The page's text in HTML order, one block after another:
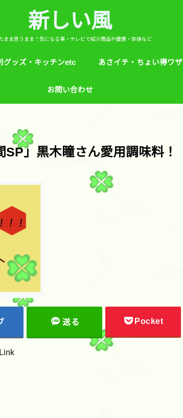
新しい風
まま思うまま！気になる事・テレビで紹介商品や健康・体操など
グッズ・キッチンetc
芸能人！愛用品・お気に入り
ヒルナンデス！紹介
めざましテレビ紹介
あさイチ・ちょい得ワザ
お問い合わせ
SP」黒木瞳さん愛用調味料！
送る Pocket